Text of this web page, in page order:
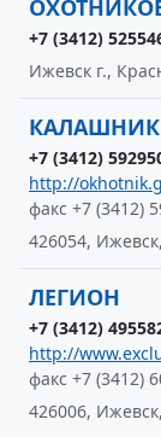
+7 (3412)
Ижевск г.,
+7 (3412)
http://
факс +7 (3412)
426054,
ЛЕГИОН
+7 (3412)
http://
факс +7 (3412)
426006,